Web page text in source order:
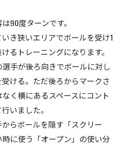
90度ターンです。
き狭いエリアでボールを受け1
るトレーニングになります。
手が後ろ向きでボールに対し
ける。ただ後ろからマークさ
く横にあるスペースにコント
いました。
らボールを隠す「スクリー
に使う「オープン」の使い分